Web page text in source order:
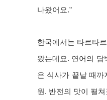
나왔어요.”
한국에서는 타르타
왔는데요. 연어의 담
은 식사가 끝날 때
원. 반전의 맛이 펼